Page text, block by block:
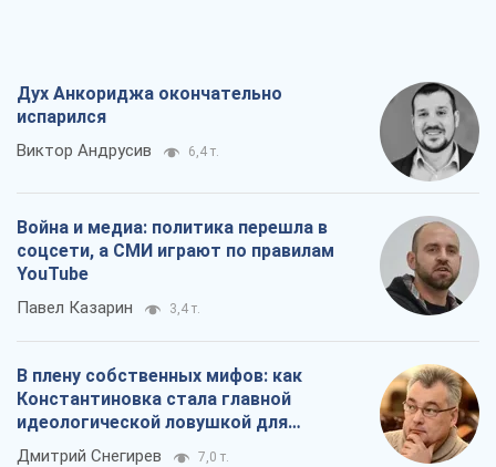
Дух Анкориджа окончательно
испарился
Виктор Андрусив 6,4 т.
Война и медиа: политика перешла в
соцсети, а СМИ играют по правилам
YouTube
Павел Казарин 3,4 т.
В плену собственных мифов: как
Константиновка стала главной
идеологической ловушкой для
российских оккупантов
Дмитрий Снегирев 7,0 т.